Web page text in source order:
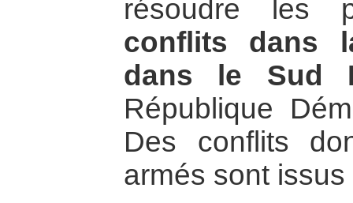
résoudre les
conflits dans
dans le Sud
République
Des conflits
armés sont